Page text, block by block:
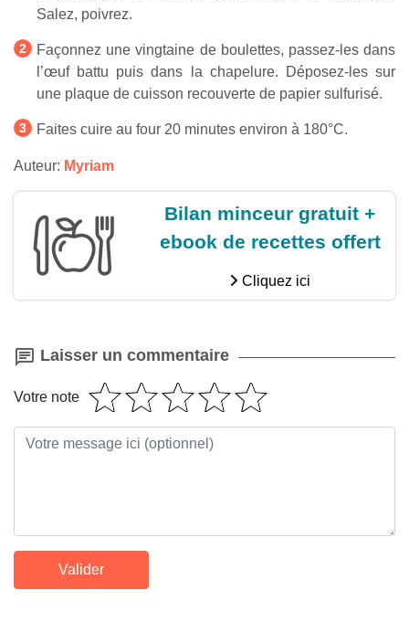
Salez, poivrez.
Façonnez une vingtaine de boulettes, passez-les dans
l’œuf battu puis dans la chapelure. Déposez-les sur
une plaque de cuisson recouverte de papier sulfurisé.
Faites cuire au four 20 minutes environ à 180°C.
Auteur: Myriam
Bilan minceur gratuit +
ebook de recettes offert
Cliquez ici
Laisser un commentaire
Votre note